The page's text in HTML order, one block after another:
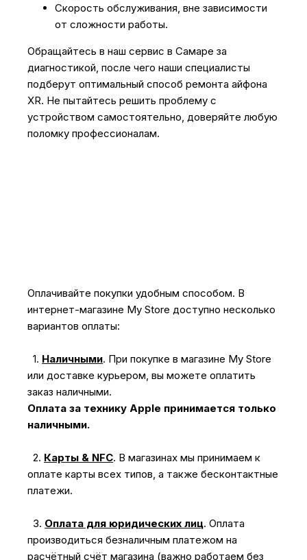
Скорость обслуживания, вне зависимости
от сложности работы.
Обращайтесь в наш сервис в Самаре за
диагностикой, после чего наши специалисты
подберут оптимальный способ ремонта айфона
XR. Не пытайтесь решить проблему с
устройством самостоятельно, доверяйте любую
поломку профессионалам.
Оплачивайте покупки удобным способом. В
интернет-магазине My Store доступно несколько
вариантов оплаты:
1. Наличными. При покупке в магазине My Store
или доставке курьером, вы можете оплатить
заказ наличными.
Оплата за технику Apple принимается только
наличными.
2. Карты & NFC. В магазинах мы принимаем к
оплате карты всех типов, а также бесконтактные
платежи.
3. Оплата для юридических лиц. Оплата
производиться безналичным платежом на
расчётный счёт магазина (важно работаем без